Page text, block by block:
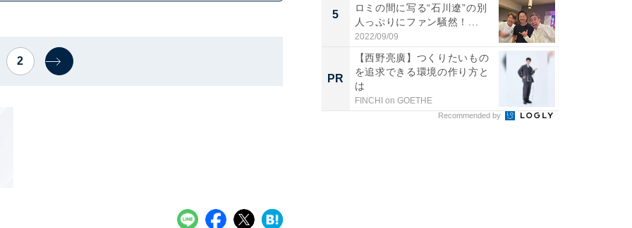
2
5
ロミの間に写る“石川遼”の別
人っぷりにファン騒然！...
2022/09/09
PR
【西野亮廣】つくりたいもの
を追求できる環境の作り方と
は
FINCHI on GOETHE
Recommended by